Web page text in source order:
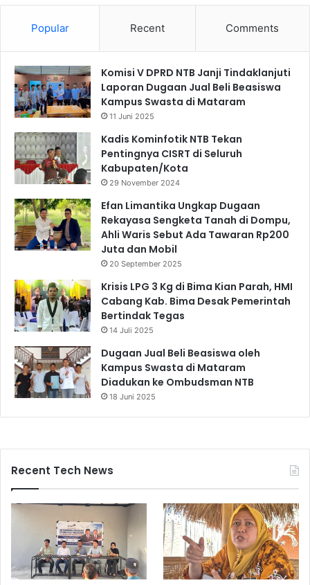
Popular Recent Comments
Komisi V DPRD NTB Janji Tindaklanjuti
Laporan Dugaan Jual Beli Beasiswa
Kampus Swasta di Mataram
11 Juni 2025
Kadis Kominfotik NTB Tekan
Pentingnya CISRT di Seluruh
Kabupaten/Kota
29 November 2024
Efan Limantika Ungkap Dugaan
Rekayasa Sengketa Tanah di Dompu,
Ahli Waris Sebut Ada Tawaran Rp200
Juta dan Mobil
20 September 2025
Krisis LPG 3 Kg di Bima Kian Parah, HMI
Cabang Kab. Bima Desak Pemerintah
Bertindak Tegas
14 Juli 2025
Dugaan Jual Beli Beasiswa oleh
Kampus Swasta di Mataram
Diadukan ke Ombudsman NTB
18 Juni 2025
Recent Tech News